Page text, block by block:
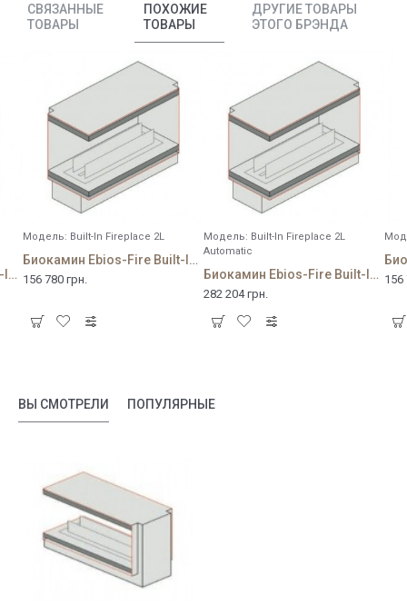
СВЯЗАННЫЕ
ТОВАРЫ
ПОХОЖИЕ
ТОВАРЫ
ДРУГИЕ ТОВАРЫ
ЭТОГО БРЭНДА
Биокамин Ebios-Fire Built-In Fireplace 1V Automatic
Модель: Built-In Fireplace 2L
Биокамин Ebios-Fire Built-In Fireplace 2L
156 780 грн.
Модель: Built-In Fireplace 2L
Automatic
Биокамин Ebios-Fire Built-In Fireplace 2L (Automatic)
282 204 грн.
156
ВЫ СМОТРЕЛИ ПОПУЛЯРНЫЕ